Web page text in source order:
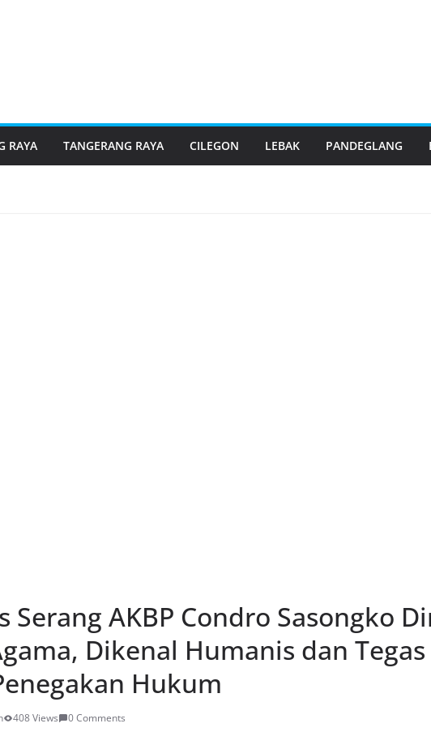
RAYA TANGERANG RAYA CILEGON LEBAK PANDEGLANG
Serang AKBP Condro Sasongko
Dikenal Humanis dan Tegas
Hukum
408 Views 0 Comments